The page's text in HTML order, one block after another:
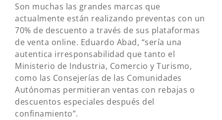
Son muchas las grandes marcas que
actualmente están realizando preventas con un
70% de descuento a través de sus plataformas
de venta online. Eduardo Abad, “sería una
autentica irresponsabilidad que tanto el
Ministerio de Industria, Comercio y Turismo,
como las Consejerías de las Comunidades
Autónomas permitieran ventas con rebajas o
descuentos especiales después del
confinamiento”.